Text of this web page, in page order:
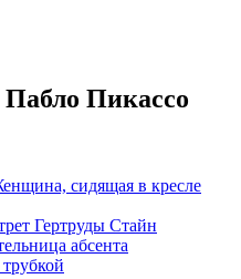
Пикассо
сидящая в кресле
Гертруды Стайн
абсента